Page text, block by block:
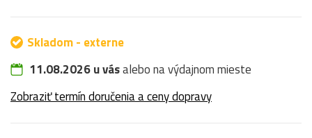
Skladom - externe
11.08.2026 u vásalebo na výdajnom mieste
Zobraziť termín doručenia a ceny dopravy